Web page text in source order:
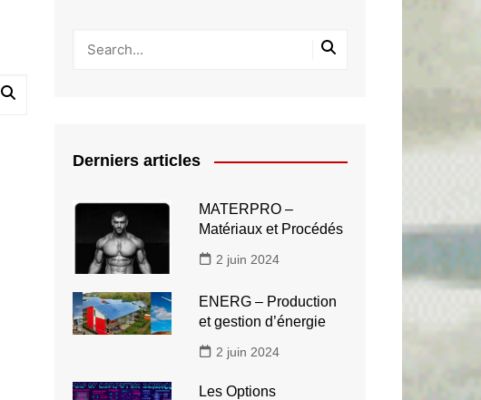
Derniers articles
MATERPRO –
Matériaux et Procédés
2 juin 2024
ENERG – Production
et gestion d’énergie
2 juin 2024
Les Options